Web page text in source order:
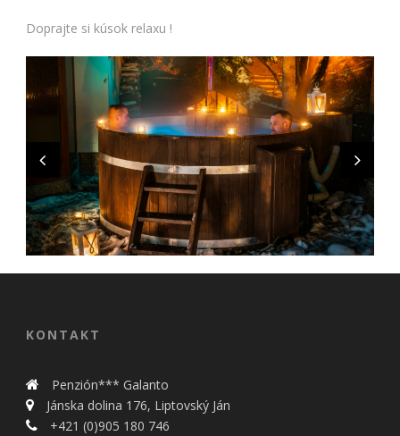
Doprajte si kúsok relaxu !
KONTAKT
Penzión*** Galanto
Jánska dolina 176, Liptovský Ján
+421 (0)905 180 746